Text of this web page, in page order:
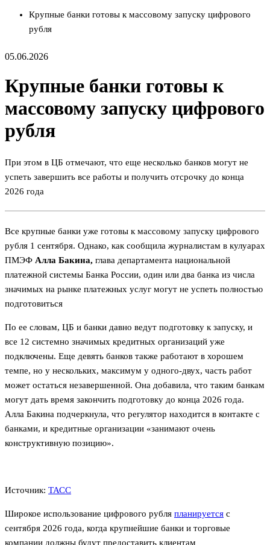
Крупные банки готовы к массовому запуску цифрового
рубля
05.06.2026
Крупные банки готовы к
массовому запуску цифрового
рубля
При этом в ЦБ отмечают, что еще несколько банков могут не
успеть завершить все работы и получить отсрочку до конца
2026 года
Все крупные банки уже готовы к массовому запуску цифрового
рубля 1 сентября. Однако, как сообщила журналистам в кулуарах
ПМЭФ Алла Бакина, глава департамента национальной
платежной системы Банка России, один или два банка из числа
значимых на рынке платежных услуг могут не успеть полностью
подготовиться
По ее словам, ЦБ и банки давно ведут подготовку к запуску, и
все 12 системно значимых кредитных организаций уже
подключены. Еще девять банков также работают в хорошем
темпе, но у нескольких, максимум у одного-двух, часть работ
может остаться незавершенной. Она добавила, что таким банкам
могут дать время закончить подготовку до конца 2026 года.
Алла Бакина подчеркнула, что регулятор находится в контакте с
банками, и кредитные организации «занимают очень
конструктивную позицию».
Источник: ТАСС
Широкое использование цифрового рубля планируется с
сентября 2026 года, когда крупнейшие банки и торговые
компании должны будут предоставить клиентам